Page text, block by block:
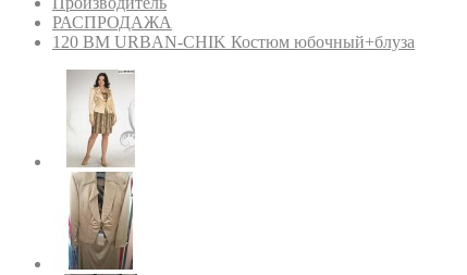
РАСПРОДАЖА
120 BM URBAN-CHIK Костюм юбочный+блуза